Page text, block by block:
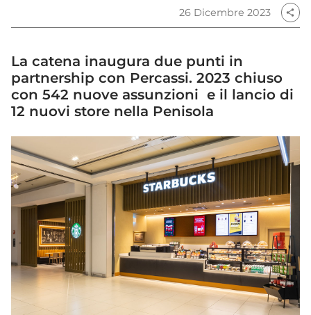
26 Dicembre 2023 share
La catena inaugura due punti in
partnership con Percassi. 2023 chiuso
con 542 nuove assunzioni e il lancio di
12 nuovi store nella Penisola